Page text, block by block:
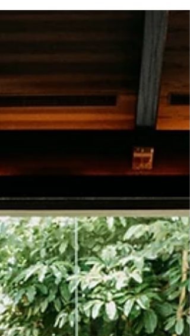
Planes y alojamientos en plena
naturaleza para el verano de la
nueva normalidad
Turismo nacional de cercanía.